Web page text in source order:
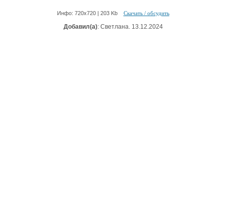
Инфо: 720х720 | 203 Kb Скачать / обсудить
Добавил(а): Светлана. 13.12.2024